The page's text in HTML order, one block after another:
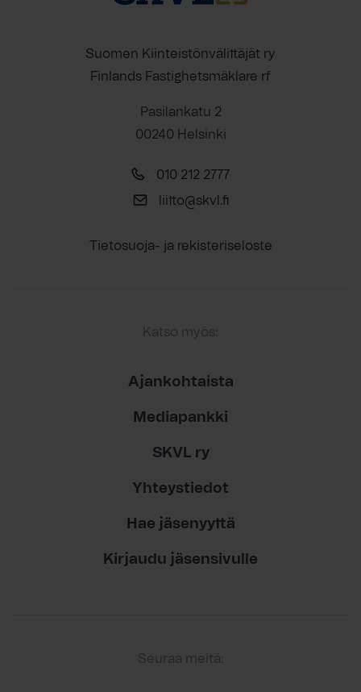
Suomen Kiinteistönvälittäjät ry
Finlands Fastighetsmäklare rf
Pasilankatu 2
00240 Helsinki
010 212 2777
liitto@skvl.fi
Tietosuoja- ja rekisteriseloste
Katso myös:
Ajankohtaista
Mediapankki
SKVL ry
Yhteystiedot
Hae jäsenyyttä
Kirjaudu jäsensivulle
Seuraa meitä: